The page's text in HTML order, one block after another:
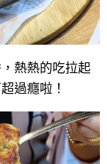
熱熱的吃拉起
過癮啦！